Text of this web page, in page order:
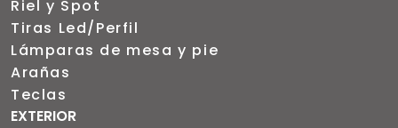
Riel y Spot
Tiras Led/Perfil
Lámparas de mesa y pie
Arañas
Teclas
EXTERIOR